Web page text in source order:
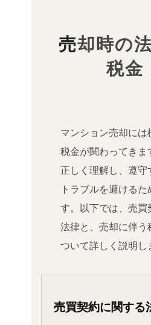
売却時の法律と
税金
マンション売却に
税金が関わってきま
正しく理解し、遵守
トラブルを避ける
す。以下では、売買
法律と、売却に伴う
ついて詳しく説明し
売買契約に関する